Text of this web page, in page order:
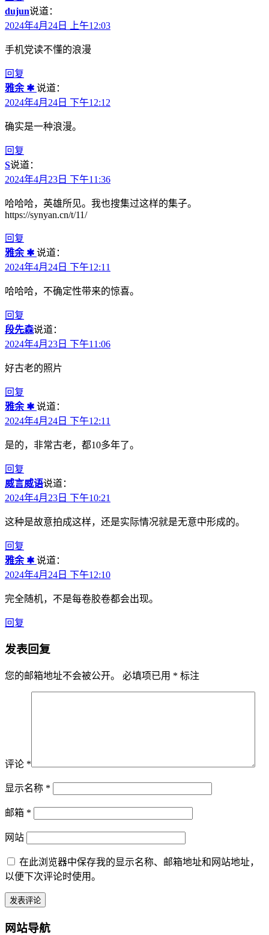
dujun说道：
2024年4月24日 上午12:03
手机党读不懂的浪漫
回复
雅余 ✱ 说道：
2024年4月24日 下午12:12
确实是一种浪漫。
回复
S说道：
2024年4月23日 下午11:36
哈哈哈，英雄所见。我也搜集过这样的集子。
https://synyan.cn/t/11/
回复
雅余 ✱ 说道：
2024年4月24日 下午12:11
哈哈哈，不确定性带来的惊喜。
回复
段先森说道：
2024年4月23日 下午11:06
好古老的照片
回复
雅余 ✱ 说道：
2024年4月24日 下午12:11
是的，非常古老，都10多年了。
回复
威言威语说道：
2024年4月23日 下午10:21
这种是故意拍成这样，还是实际情况就是无意中形成的。
回复
雅余 ✱ 说道：
2024年4月24日 下午12:10
完全随机，不是每卷胶卷都会出现。
回复
发表回复
您的邮箱地址不会被公开。 必填项已用 * 标注
评论 *
显示名称 *
邮箱 *
网站
在此浏览器中保存我的显示名称、邮箱地址和网站地址，
以便下次评论时使用。
网站导航